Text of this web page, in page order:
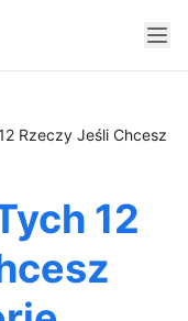
Rzeczy Jeśli Chcesz
12